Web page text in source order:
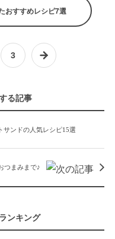
おすすめレシピ7選
3
る記事
サンドの人気レシピ15選
つまみまで♪
ンキング